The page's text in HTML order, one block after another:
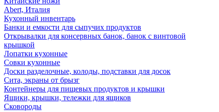
Abert, Италия
Кухонный инвентарь
Банки и емкости для сыпучих продуктов
Открывалки для консервных банок, банок с винтовой
крышкой
Лопатки кухонные
Совки кухонные
Доски разделочные, колоды, подставки для досок
Сита, экраны от брызг
Контейнеры для пищевых продуктов и крышки
Ящики, крышки, тележки для ящиков
Сковороды